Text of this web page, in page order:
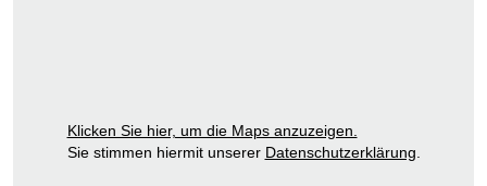
Klicken Sie hier, um die Maps anzuzeigen.
Sie stimmen hiermit unserer Datenschutzerklärung